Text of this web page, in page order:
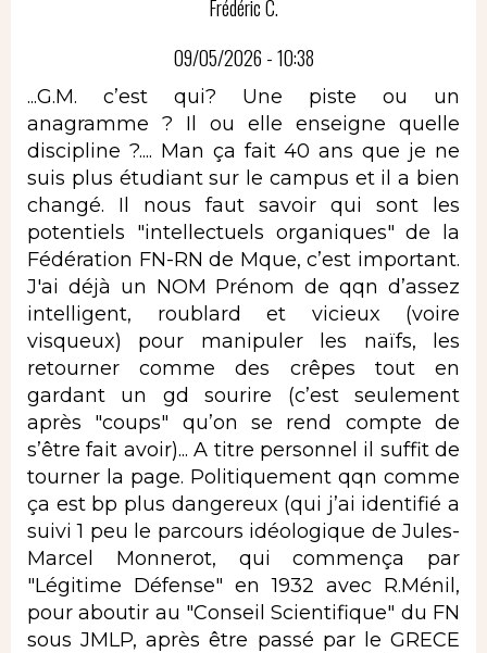
Frédéric C.
09/05/2026 - 10:38
...G.M. c’est qui? Une piste ou un
anagramme ? Il ou elle enseigne quelle
discipline ?.... Man ça fait 40 ans que je ne
suis plus étudiant sur le campus et il a bien
changé. Il nous faut savoir qui sont les
potentiels "intellectuels organiques" de la
Fédération FN-RN de Mque, c’est important.
J'ai déjà un NOM Prénom de qqn d’assez
intelligent, roublard et vicieux (voire
visqueux) pour manipuler les naïfs, les
retourner comme des crêpes tout en
gardant un gd sourire (c’est seulement
après "coups" qu’on se rend compte de
s’être fait avoir)... A titre personnel il suffit de
tourner la page. Politiquement qqn comme
ça est bp plus dangereux (qui j’ai identifié a
suivi 1 peu le parcours idéologique de Jules-
Marcel Monnerot, qui commença par
"Légitime Défense" en 1932 avec R.Ménil,
pour aboutir au "Conseil Scientifique" du FN
sous JMLP, après être passé par le GRECE